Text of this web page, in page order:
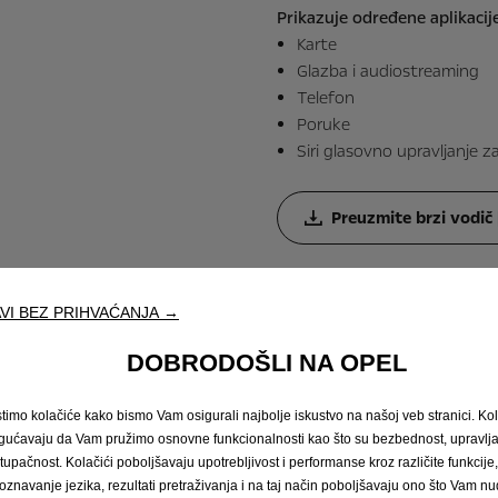
Download manual
Discover carline
Prikazuje određene
Karte
Glazba i audiostreaming
Telefon
Poruke
Siri glasovno upravljanje
Preuzmite brzi vodič
to funkcionira!
Opel insigniju proizvedenu nakon kolovoza
puni potencijal sustava, pogledajte
BEZ PRIHVAĆANJA →
DOBRODOŠLI NA OPEL
kolačiće kako bismo Vam osigurali najbolje iskustvo na našoj veb stranici.
da Vam pružimo osnovne funkcionalnosti kao što su bezbednost,
Kolačići poboljšavaju upotrebljivost i performanse kroz različite
jezika, rezultati pretraživanja i na taj način poboljšavaju ono što Vam